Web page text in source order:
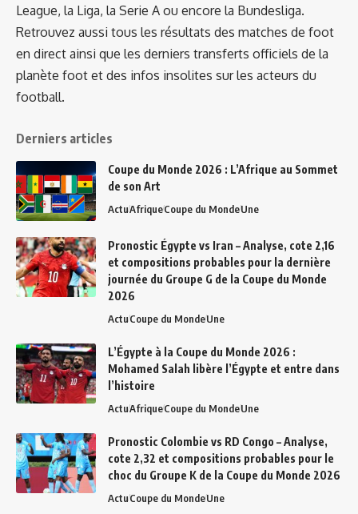
League, la Liga, la Serie A ou encore la Bundesliga.
Retrouvez aussi tous les résultats des matches de foot
en direct ainsi que les derniers transferts officiels de la
planète foot et des infos insolites sur les acteurs du
football.
Derniers articles
Coupe du Monde 2026 : L’Afrique au Sommet
de son Art
ActuAfriqueCoupe du MondeUne
Pronostic Égypte vs Iran – Analyse, cote 2,16
et compositions probables pour la dernière
journée du Groupe G de la Coupe du Monde
2026
ActuCoupe du MondeUne
L’Égypte à la Coupe du Monde 2026 :
Mohamed Salah libère l’Égypte et entre dans
l’histoire
ActuAfriqueCoupe du MondeUne
Pronostic Colombie vs RD Congo – Analyse,
cote 2,32 et compositions probables pour le
choc du Groupe K de la Coupe du Monde 2026
ActuCoupe du MondeUne